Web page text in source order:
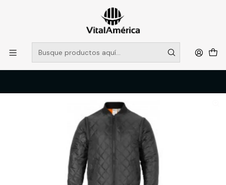
POR SISTEMA FRONTAL SOLO RETIROS EN TIENDA, DESDE
MUCHAS GRACIAS +569 5956 2237
Leer más
Catálogo
VESTIMENTA TECNICA Y CORPORATIVA
ROPA TERMICA Y PRIMERA CAPA
PIJAMA TERMICO NEGRO GEOLITE T-L